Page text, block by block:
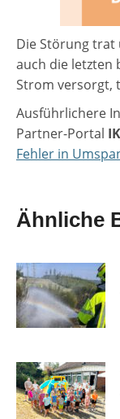
Die Störung trat
auch die letzten
Strom versorgt,
Ausführlichere
Partner-Portal
Fehler in
Ähnliche